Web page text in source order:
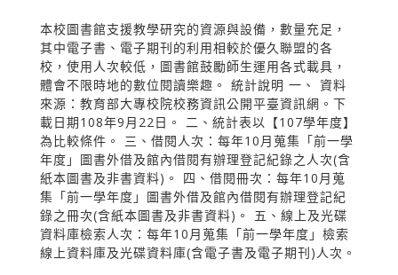
本校圖書館支援教學研究的資源與設備，數量充足，
其中電子書、電子期刊的利用相較於優久聯盟的各
校，使用人次較低，圖書館鼓勵師生運用各式載具，
體會不限時地的數位閱讀樂趣。 統計說明 一、 資料
來源：教育部大專校院校務資訊公開平臺資訊網。下
載日期108年9月22日。 二、統計表以【107學年度】
為比較條件。 三、借閱人次：每年10月蒐集「前一學
年度」圖書外借及館內借閱有辦理登記紀錄之人次(含
紙本圖書及非書資料)。 四、借閱冊次：每年10月蒐
集「前一學年度」圖書外借及館內借閱有辦理登記紀
錄之冊次(含紙本圖書及非書資料)。 五、線上及光碟
資料庫檢索人次：每年10月蒐集「前一學年度」檢索
線上資料庫及光碟資料庫(含電子書及電子期刊)人次。